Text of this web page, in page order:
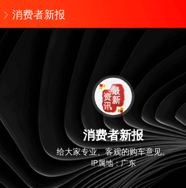
消费者新报
消费者新报
给大家专业、客观的购车意见。
IP属地：广东